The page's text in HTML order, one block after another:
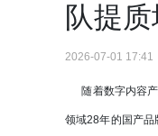
队提
2026-07-01 17:41
随着数字内容产
领域28年的国产品